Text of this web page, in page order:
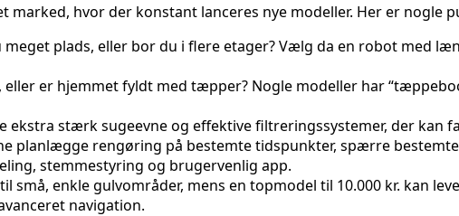
hvor der konstant lanceres nye modeller. Her er nogle
meget plads, eller bor du i flere etager? Vælg da en robot med
er hjemmet fyldt med tæpper? Nogle modeller har
ekstra stærk sugeevne og effektive filtreringssystemer, der kan
planlægge rengøring på bestemte tidspunkter, spærre
stemmestyring og brugervenlig app.
små, enkle gulvområder, mens en topmodel til 10.000 kr. kan
navigation.